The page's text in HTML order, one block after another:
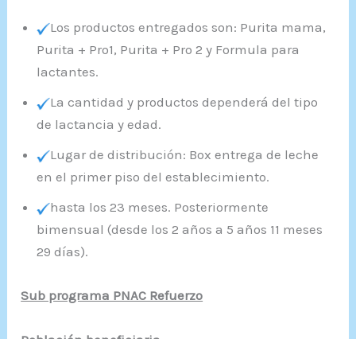
Los productos entregados son: Purita mama,
Purita + Pro1, Purita + Pro 2 y Formula para
lactantes.
La cantidad y productos dependerá del tipo
de lactancia y edad.
Lugar de distribución: Box entrega de leche
en el primer piso del establecimiento.
hasta los 23 meses. Posteriormente
bimensual (desde los 2 años a 5 años 11 meses
29 días).
Sub programa PNAC Refuerzo